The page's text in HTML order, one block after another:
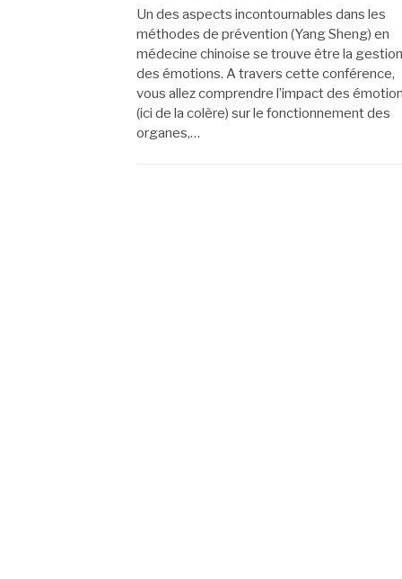
Un des aspects incontournables dans les
méthodes de prévention (Yang Sheng) en
médecine chinoise se trouve être la gestion
des émotions. A travers cette conférence,
vous allez comprendre l’impact des
(ici de la colère) sur le fonctionnement des
organes,…